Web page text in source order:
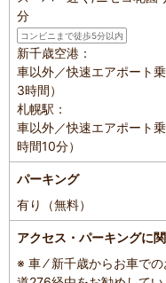
分
コンビニまで徒歩5分以内
新千歳空港：
車以外／快速エアポート
3時間）
札幌駅：
車以外／快速エアポート
時間10分）
パーキング
有り（無料）
アクセス・パーキングに
※ 車 ⁄ 新千歳からお車で